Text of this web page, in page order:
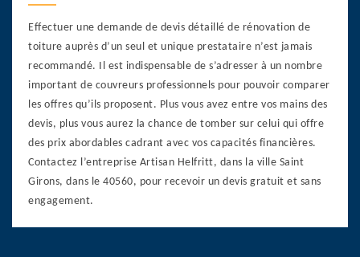
Effectuer une demande de devis détaillé de rénovation de
toiture auprès d’un seul et unique prestataire n’est jamais
recommandé. Il est indispensable de s’adresser à un nombre
important de couvreurs professionnels pour pouvoir comparer
les offres qu’ils proposent. Plus vous avez entre vos mains des
devis, plus vous aurez la chance de tomber sur celui qui offre
des prix abordables cadrant avec vos capacités financières.
Contactez l’entreprise Artisan Helfritt, dans la ville Saint
Girons, dans le 40560, pour recevoir un devis gratuit et sans
engagement.